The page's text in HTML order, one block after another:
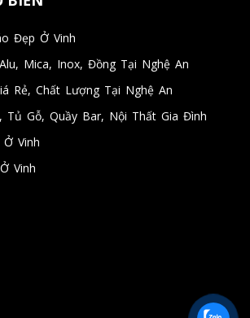
Đẹp Ở Vinh
Mica, Inox, Đồng Tại Nghệ An
Rẻ, Chất Lượng Tại Nghệ An
Tủ Gỗ, Quầy Bar, Nội Thất Gia Đình
Vinh
Vinh